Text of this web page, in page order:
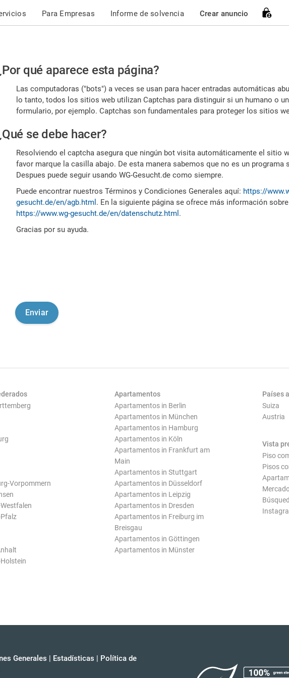
Para Empresas Informe de solvencia Crear anuncio
favor,
confirme
humano
qué aparece esta página?
Las computadoras ("bots") a veces se usan para hacer entradas automáticas
lo tanto, todos los sitios web utilizan Captchas para distinguir si un humano o
formulario, por ejemplo. Captchas son fundamentales para proteger los sitios
se debe hacer?
Resolviendo el captcha asegura que ningún bot visita automáticamente el sitio
favor marque la casilla abajo. De esta manera sabemos que no es un programa
Despues puede seguir usando WG-Gesucht.de como siempre.
Puede encontrar nuestros Términos y Condiciones Generales aquí: https://
gesucht.de/en/agb.html . En la siguiente página se ofrece más información
https://www.wg-gesucht.de/en/datenschutz.html .
Gracias por su ayuda.
Vorpommern
Apartamentos
Apartamentos in Berlin
Apartamentos in München
Apartamentos in Hamburg
Apartamentos in Köln
Apartamentos in Frankfurt am
Main
Apartamentos in Stuttgart
Apartamentos in Düsseldorf
Apartamentos in Leipzig
Apartamentos in Dresden
Apartamentos in Freiburg im
Breisgau
Apartamentos in Göttingen
Apartamentos in Münster
Países
Suiza
Austria
Vista
Piso
Pisos
Generales | Estadísticas | Política de